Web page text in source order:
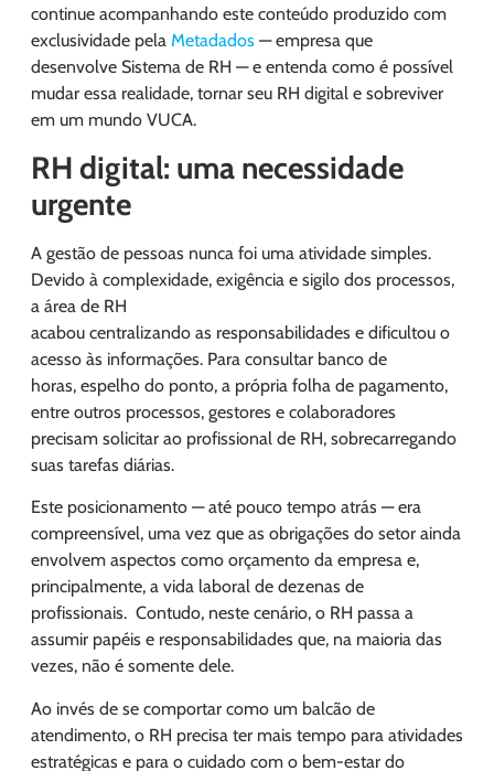
continue acompanhando este conteúdo produzido com
exclusividade pela Metadados — empresa que
desenvolve Sistema de RH — e entenda como é possível
mudar essa realidade, tornar seu RH digital e sobreviver
em um mundo VUCA.
RH digital: uma necessidade
urgente
A gestão de pessoas nunca foi uma atividade simples.
Devido à complexidade, exigência e sigilo dos processos,
a área de RH
acabou centralizando as responsabilidades e dificultou o
acesso às informações. Para consultar banco de
horas, espelho do ponto, a própria folha de pagamento,
entre outros processos, gestores e colaboradores
precisam solicitar ao profissional de RH, sobrecarregando
suas tarefas diárias.
Este posicionamento — até pouco tempo atrás — era
compreensível, uma vez que as obrigações do setor ainda
envolvem aspectos como orçamento da empresa e,
principalmente, a vida laboral de dezenas de
profissionais. Contudo, neste cenário, o RH passa a
assumir papéis e responsabilidades que, na maioria das
vezes, não é somente dele.
Ao invés de se comportar como um balcão de
atendimento, o RH precisa ter mais tempo para atividades
estratégicas e para o cuidado com o bem-estar do